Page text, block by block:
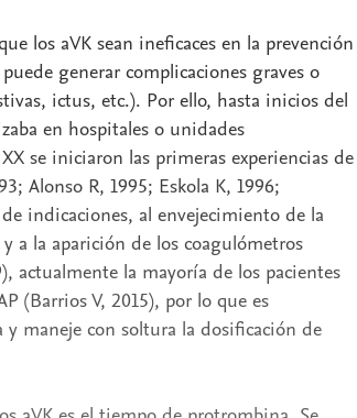
los aVK sean ineficaces en la prevención
generar complicaciones graves o
ictus, etc.). Por ello, hasta inicios del
en hospitales o unidades
se iniciaron las primeras experiencias de
Alonso R, 1995; Eskola K, 1996;
indicaciones, al envejecimiento de la
a la aparición de los coagulómetros
actualmente la mayoría de los pacientes
(Barrios V, 2015), por lo que es
maneje con soltura la dosificación de